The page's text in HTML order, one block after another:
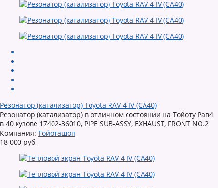
Резонатор (катализатор) Toyota RAV 4 IV (CA40)
Резонатор (катализатор) в отличном состоянии на Тойоту Рав4
в 40 кузове 17402-36010, PIPE SUB-ASSY, EXHAUST, FRONT NO.2
Компания: Тойоташоп
18 000 руб.